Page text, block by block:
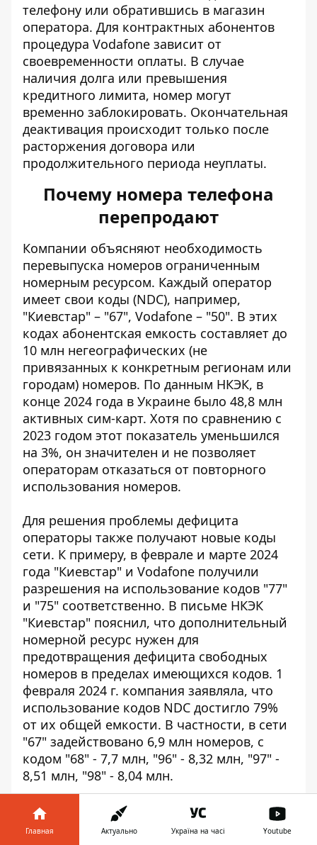
телефону или обратившись в магазин
оператора. Для контрактных абонентов
процедура Vodafone зависит от
своевременности оплаты. В случае
наличия долга или превышения
кредитного лимита, номер могут
временно заблокировать. Окончательная
деактивация происходит только после
расторжения договора или
продолжительного периода неуплаты.
Почему номера телефона
перепродают
Компании объясняют необходимость
перевыпуска номеров ограниченным
номерным ресурсом. Каждый оператор
имеет свои коды (NDC), например,
"Киевстар" – "67", Vodafone – "50". В этих
кодах абонентская емкость составляет до
10 млн негеографических (не
привязанных к конкретным регионам или
городам) номеров. По данным НКЭК, в
конце 2024 года в Украине было 48,8 млн
активных сим-карт. Хотя по сравнению с
2023 годом этот показатель уменьшился
на 3%, он значителен и не позволяет
операторам отказаться от повторного
использования номеров.
Для решения проблемы дефицита
операторы также получают новые коды
сети. К примеру, в феврале и марте 2024
года "Киевстар" и Vodafone получили
разрешения на использование кодов "77"
и "75" соответственно. В письме НКЭК
"Киевстар" пояснил, что дополнительный
номерной ресурс нужен для
предотвращения дефицита свободных
номеров в пределах имеющихся кодов. 1
февраля 2024 г. компания заявляла, что
использование кодов NDC достигло 79%
от их общей емкости. В частности, в сети
"67" задействовано 6,9 млн номеров, с
кодом "68" - 7,7 млн, "96" - 8,32 млн, "97" -
8,51 млн, "98" - 8,04 млн.
Высокий уровень использования ресурса
обусловил сокращение сроков, после
которых высвободившиеся номера
Главная Актуально Україна на часі Youtube